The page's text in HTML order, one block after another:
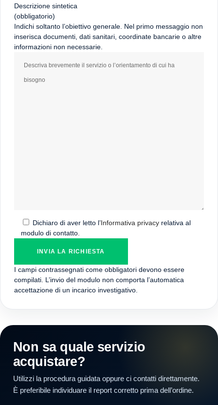
Descrizione sintetica
(obbligatorio)
Indichi soltanto l’obiettivo generale. Nel primo messaggio non
inserisca documenti, dati sanitari, coordinate bancarie o altre
informazioni non necessarie.
Dichiaro di aver letto l’Informativa privacy relativa al
modulo di contatto.
I campi contrassegnati come obbligatori devono essere
compilati. L’invio del modulo non comporta l’automatica
accettazione di un incarico investigativo.
Non sa quale servizio
acquistare?
Utilizzi la procedura guidata oppure ci contatti direttamente.
È preferibile individuare il report corretto prima dell’ordine.